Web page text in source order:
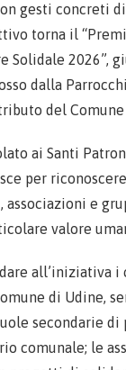
gesti concreti
torna il
Solidale 2026”,
dalla
del
ai Santi
per
associazioni e
valore
all’iniziativa
di Udine,
secondarie di
comunale; le